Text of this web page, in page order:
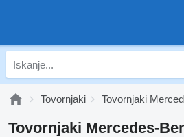
Tovornjaki Tovornjaki
Tovornjaki Mercedes-